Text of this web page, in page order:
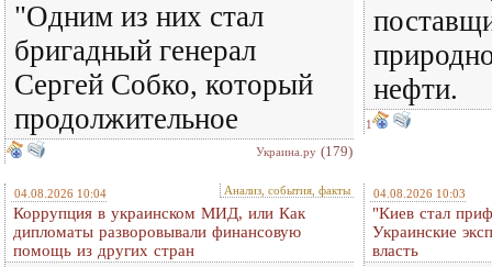
"Одним из них стал
бригадный генерал
Сергей Собко, который
продолжительное
Украина.ру (179)
нефти.
1
04.08.2026 10:04 Анализ, события, факты
Коррупция в украинском МИД, или Как
дипломаты разворовывали финансовую
помощь из других стран
04.08.2026 10:03
"Киев стал
Украинские
власть